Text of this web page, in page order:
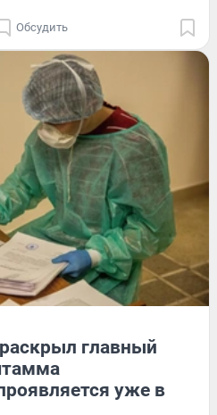
Обсудить
главный
уже в